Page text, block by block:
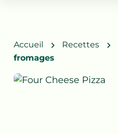
Accueil Recettes
fromages